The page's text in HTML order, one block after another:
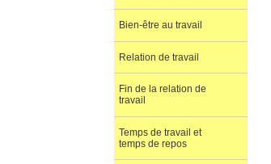
Bien-être au travail
Relation de travail
Fin de la relation de
travail
Temps de travail et
temps de repos